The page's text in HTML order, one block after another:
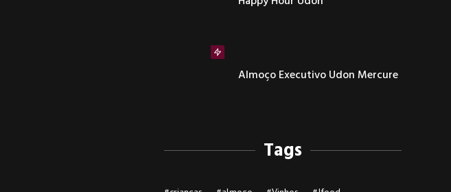
Almoço Executivo Udon Mercure
Tags